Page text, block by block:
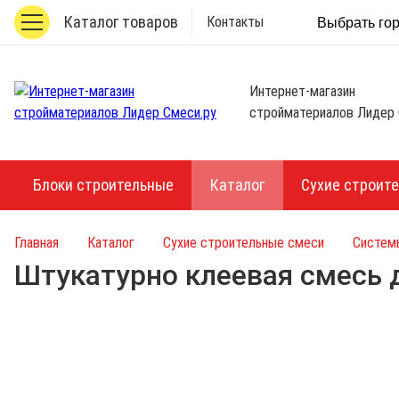
Каталог товаров Контакты Выбрать
Интернет-магазин
стройматериалов Лидер
Блоки строительные Каталог Сухие
Главная Каталог Сухие строительные смеси
Штукатурно клеевая